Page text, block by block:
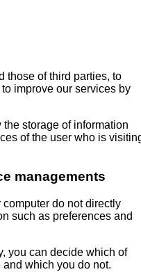
those of third parties, to
improve our services by
storage of information
of the user who is
managements
do not directly
such as preferences and
you can decide which of
which you do not.